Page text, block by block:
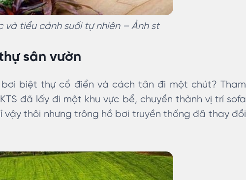
và tiểu cảnh suối tự nhiên – Ảnh st
sân vườn
biệt thự cổ điển và cách tân đi một chút? Tham
đã lấy đi một khu vực bể, chuyển thành vị trí sofa
vậy thôi nhưng trông hồ bơi truyền thống đã thay đổi